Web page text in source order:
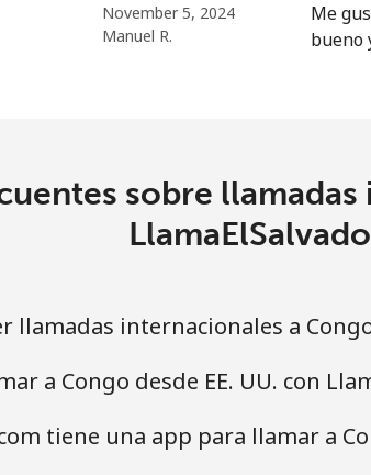
November 5, 2024
Manuel R.
Me
bueno
sobre
llamadas internacionales a
a Congo desde EE. UU. con
tiene una app para llamar a